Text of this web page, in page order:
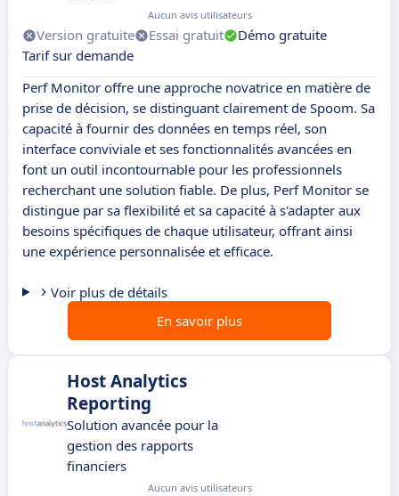
Aucun avis utilisateurs
Version gratuite Essai gratuit
Démo gratuite
Tarif sur demande
Perf Monitor offre une approche novatrice en matière de
prise de décision, se distinguant clairement de Spoom. Sa
capacité à fournir des données en temps réel, son
interface conviviale et ses fonctionnalités avancées en
font un outil incontournable pour les professionnels
recherchant une solution fiable. De plus, Perf Monitor se
distingue par sa flexibilité et sa capacité à s'adapter aux
besoins spécifiques de chaque utilisateur, offrant ainsi
une expérience personnalisée et efficace.
Voir plus de détails
En savoir plus
Host Analytics
Reporting
Solution avancée pour la
gestion des rapports
financiers
Aucun avis utilisateurs